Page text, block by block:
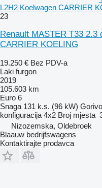
L2H2 Koelwagen CARRIER
23
Renault MASTER T33 2.3
CARRIER KOELING
19.250 € Bez PDV-a
Laki furgon
2019
105.603 km
Euro 6
Snaga 131 k.s. (96 kW) Gorivo
konfiguracija 4x2 Broj mjesta
Nizozemska, Oldebroek
Blaauw bedrijfswagens
Kontaktirajte prodavca